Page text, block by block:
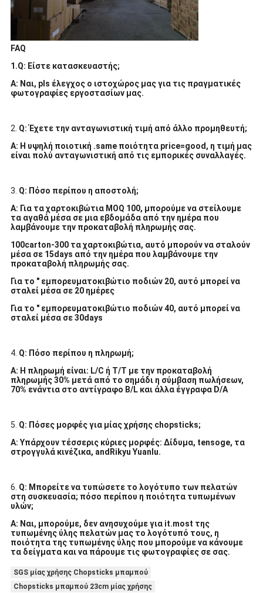
FAQ
1.Q: Είστε κατασκευαστής;
Α: Ναι, pls έλεγχος ο ιστοχώρος μας για τις πραγματικές
φωτογραφίες εργοστασίων μας.
2. Q: Έχετε την ανταγωνιστική τιμή από άλλο προμηθευτή;
Α: Η υψηλή ποιοτική .same ποιότητα price=good, η τιμή μας
είναι πολύ ανταγωνιστική από τις εμπορικές συναλλαγές.
3. Q: Πόσο περίπου η αποστολή;
Α: Για τα χαρτοκιβώτια MOQ 100, μπορούμε να στείλουμε
τα αγαθά μέσα σε μια εβδομάδα από την ημέρα που
λαμβάνουμε την προκαταβολή πληρωμής σας.
100carton-300 τα χαρτοκιβώτια, αυτό μπορούν να σταλούν
μέσα σε 15days από την ημέρα που λαμβάνουμε την
προκαταβολή πληρωμής σας.
Για το " εμπορευματοκιβώτιο ποδιών 20, αυτό μπορεί να
σταλεί μέσα σε 20 ημέρες
Για το " εμπορευματοκιβώτιο ποδιών 40, αυτό μπορεί να
σταλεί μέσα σε 30days
4. Q: Πόσο περίπου η πληρωμή;
Α: Η πληρωμή είναι: L/C ή T/T με την προκαταβολή
πληρωμής 30% μετά από το σημάδι η σύμβαση πωλήσεων,
70% ενάντια στο αντίγραφο B/L και άλλα έγγραφα D/A
5. Q: Πόσες μορφές για μίας χρήσης chopsticks;
Α: Υπάρχουν τέσσερις κύριες μορφές: Δίδυμα, tensoge, τα
στρογγυλά κινέζικα, andRikyu Yuanlu.
6. Q: Μπορείτε να τυπώσετε το λογότυπο των πελατών
στη συσκευασία; πόσο περίπου η ποιότητα τυπωμένων
υλών;
Α: Ναι, μπορούμε, δεν ανησυχούμε για it.most της
τυπωμένης ύλης πελατών μας το λογότυπό τους, η
ποιότητα της τυπωμένης ύλης που μπορούμε να κάνουμε
τα δείγματα και να πάρουμε τις φωτογραφίες σε σας.
SGS μίας χρήσης Chopsticks μπαμπού
Chopsticks μπαμπού 23cm μίας χρήσης